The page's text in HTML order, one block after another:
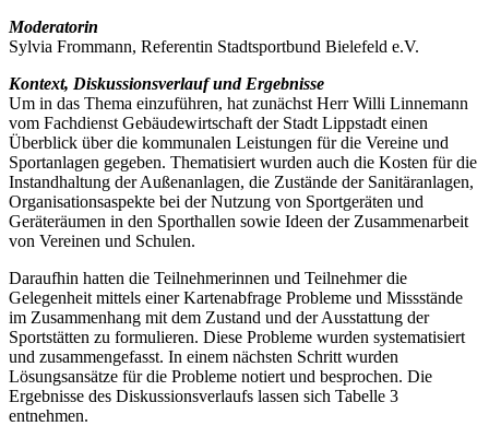
Moderatorin
Sylvia Frommann, Referentin Stadtsportbund Bielefeld e.V.
Kontext, Diskussionsverlauf und Ergebnisse
Um in das Thema einzuführen, hat zunächst Herr Willi Linnemann
vom Fachdienst Gebäudewirtschaft der Stadt Lippstadt einen
Überblick über die kommunalen Leistungen für die Vereine und
Sportanlagen gegeben. Thematisiert wurden auch die Kosten für die
Instandhaltung der Außenanlagen, die Zustände der Sanitäranlagen,
Organisationsaspekte bei der Nutzung von Sportgeräten und
Geräteräumen in den Sporthallen sowie Ideen der Zusammenarbeit
von Vereinen und Schulen.
Daraufhin hatten die Teilnehmerinnen und Teilnehmer die
Gelegenheit mittels einer Kartenabfrage Probleme und Missstände
im Zusammenhang mit dem Zustand und der Ausstattung der
Sportstätten zu formulieren. Diese Probleme wurden systematisiert
und zusammengefasst. In einem nächsten Schritt wurden
Lösungsansätze für die Probleme notiert und besprochen. Die
Ergebnisse des Diskussionsverlaufs lassen sich Tabelle 3
entnehmen.